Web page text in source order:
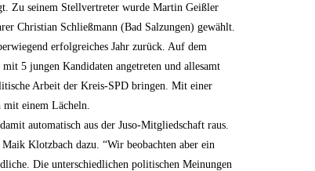
Zu seinem Stellvertreter wurde Martin Geißler
Christian Schließmann (Bad Salzungen) gewählt.
erfolgreiches Jahr zurück. Auf dem
5 jungen Kandidaten angetreten und allesamt
Arbeit der Kreis-SPD bringen. Mit einer
einem Lächeln.
automatisch aus der Juso-Mitgliedschaft raus.
Klotzbach dazu. “Wir beobachten aber ein
Die unterschiedlichen politischen Meinungen